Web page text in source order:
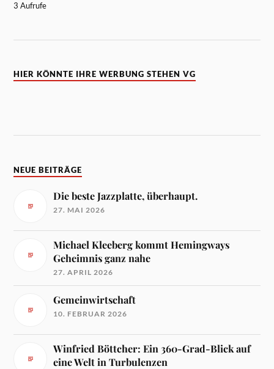
3 Aufrufe
HIER KÖNNTE IHRE WERBUNG STEHEN VG
NEUE BEITRÄGE
Die beste Jazzplatte, überhaupt.
27. MAI 2026
Michael Kleeberg kommt Hemingways
Geheimnis ganz nahe
27. APRIL 2026
Gemeinwirtschaft
10. FEBRUAR 2026
Winfried Böttcher: Ein 360-Grad-Blick auf
eine Welt in Turbulenzen